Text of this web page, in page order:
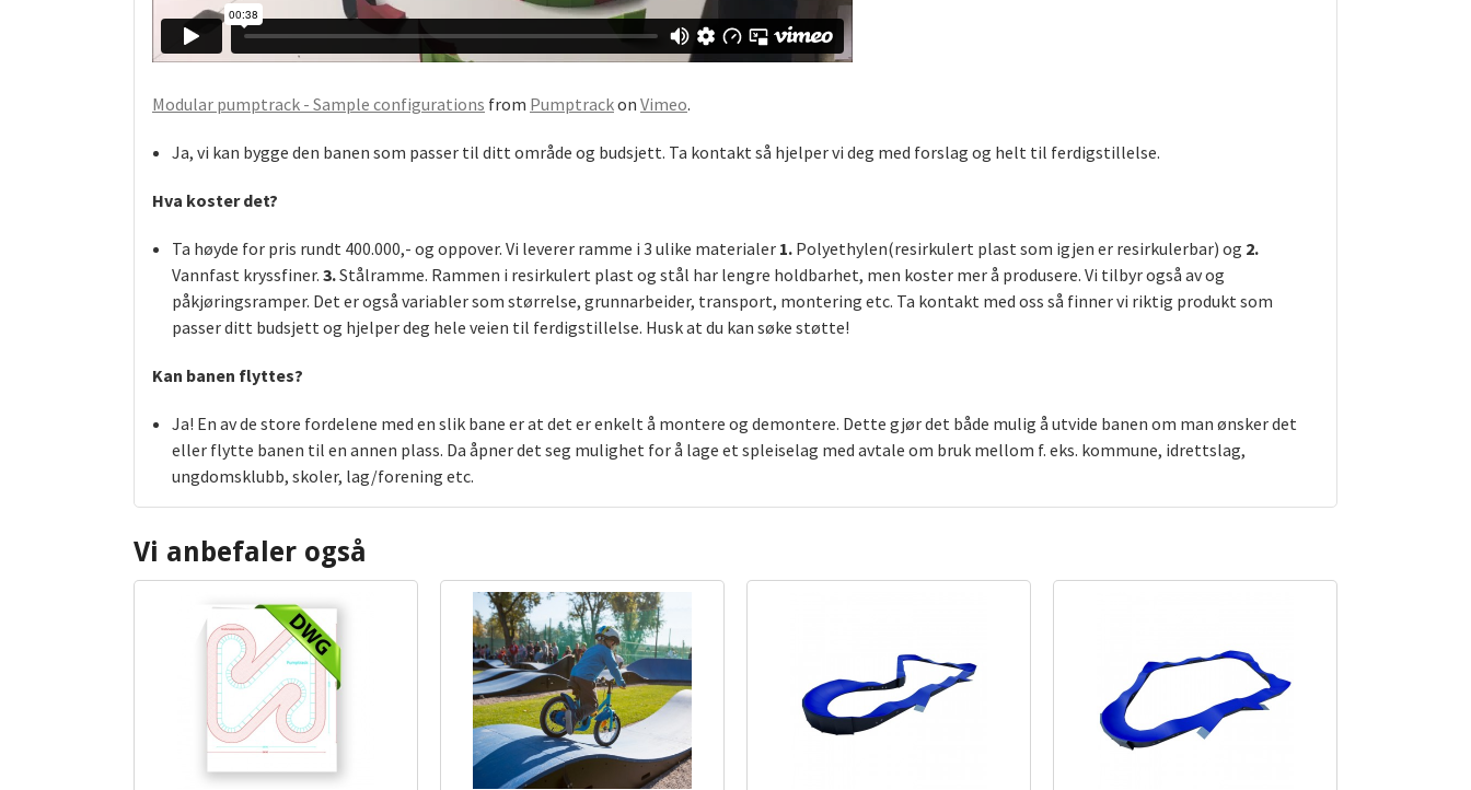
Modular pumptrack - Sample configurations from Pumptrackon Vimeo.
Ja, vi kan bygge den banen som passer til ditt område og budsjett. Ta kontakt så hjelper vi deg med forslag og helt til ferdigstillelse.
Hva koster det?
Ta høyde for pris rundt 400.000,- og oppover. Vi leverer ramme i 3 ulike materialer 1.Polyethylen(resirkulert plast som igjen er resirkulerbar) og 2.
Vannfast kryssfiner. 3.Stålramme. Rammen i resirkulert plast og stål har lengre holdbarhet, men koster mer å produsere. Vi tilbyr også av og
påkjøringsramper. Det er også variabler som størrelse, grunnarbeider, transport, montering etc. Ta kontakt med oss så finner vi riktig produkt som
passer ditt budsjett og hjelper deg hele veien til ferdigstillelse. Husk at du kan søke støtte!
Kan banen flyttes?
Ja! En av de store fordelene med en slik bane er at det er enkelt å montere og demontere. Dette gjør det både mulig å utvide banen om man ønsker det
eller flytte banen til en annen plass. Da åpner det seg mulighet for å lage et spleiselag med avtale om bruk mellom f. eks. kommune, idrettslag,
ungdomsklubb, skoler, lag/forening etc.
Vi anbefaler også